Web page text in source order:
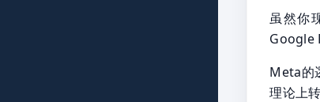
虽然你
Google
Meta的
理论上